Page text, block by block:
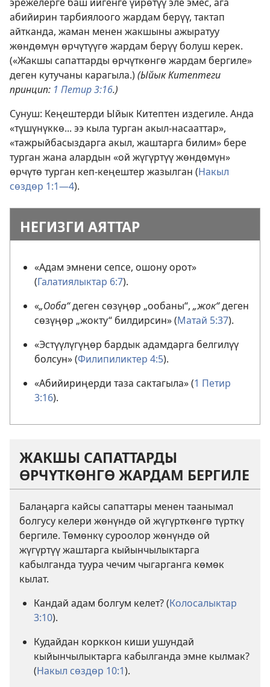
абийирин тарбиялоого жардам берүү, тактап
айтканда, жаман менен жакшыны ажыратуу
жөндөмүн өрчүтүүгө жардам берүү болуш керек.
(«Жакшы сапаттарды өрчүткөнгө жардам бергиле»
деген кутучаны карагыла.)(Ыйык Китептеги
принцип: 1 Петир 3:16.)
Сунуш: Кеңештерди Ыйык Китептен издегиле. Анда
«түшүнүккө... ээ кыла турган акыл-насааттар»,
«тажрыйбасыздарга акыл, жаштарга билим» бере
турган жана алардын «ой жүгүртүү жөндөмүн»
өрчүтө турган кеп-кеңештер жазылган (Накыл
сөздөр 1:1—4).
НЕГИЗГИ АЯТТАР
«Адам эмнени сепсе, ошону орот»
(Галатиялыктар 6:7).
«„Ооба“деген сөзүңөр „ообаны“, „жок“деген
сөзүңөр „жокту“ билдирсин» (Матай 5:37).
«Эстүүлүгүңөр бардык адамдарга белгилүү
болсун» (Филипиликтер 4:5).
«Абийириңерди таза сактагыла» (1 Петир
3:16).
ЖАКШЫ САПАТТАРДЫ
ӨРЧҮТКӨНГӨ ЖАРДАМ БЕРГИЛЕ
Балаңарга кайсы сапаттары менен таанымал
болгусу келери жөнүндө ой жүгүрткөнгө түрткү
бергиле. Төмөнкү суроолор жөнүндө ой
жүгүртүү жаштарга кыйынчылыктарга
кабылганда туура чечим чыгарганга көмөк
кылат.
Кандай адам болгум келет? (Колосалыктар
3:10).
Кудайдан корккон киши ушундай
кыйынчылыктарга кабылганда эмне кылмак?
(Накыл сөздөр 10:1).